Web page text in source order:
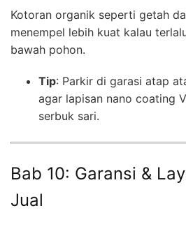
Kotoran organik seperti getah
menempel lebih kuat kalau
bawah pohon.
Tip: Parkir di garasi atap
agar lapisan nano coating
serbuk sari.
Bab 10: Garansi &
Jual